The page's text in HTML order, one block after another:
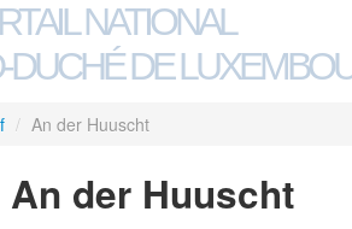
NATIONAL
DUCHÉ DE
/ An der Huuscht
der Huuscht